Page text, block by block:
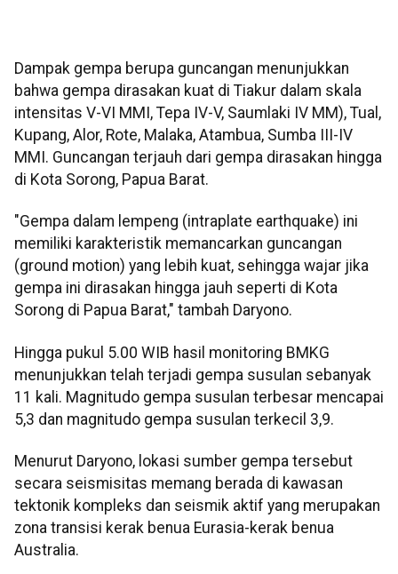
Dampak gempa berupa guncangan menunjukkan
bahwa gempa dirasakan kuat di Tiakur dalam skala
intensitas V-VI MMI, Tepa IV-V, Saumlaki IV MM), Tual,
Kupang, Alor, Rote, Malaka, Atambua, Sumba III-IV
MMI. Guncangan terjauh dari gempa dirasakan hingga
di Kota Sorong, Papua Barat.
"Gempa dalam lempeng (intraplate earthquake) ini
memiliki karakteristik memancarkan guncangan
(ground motion) yang lebih kuat, sehingga wajar jika
gempa ini dirasakan hingga jauh seperti di Kota
Sorong di Papua Barat," tambah Daryono.
Hingga pukul 5.00 WIB hasil monitoring BMKG
menunjukkan telah terjadi gempa susulan sebanyak
11 kali. Magnitudo gempa susulan terbesar mencapai
5,3 dan magnitudo gempa susulan terkecil 3,9.
Menurut Daryono, lokasi sumber gempa tersebut
secara seismisitas memang berada di kawasan
tektonik kompleks dan seismik aktif yang merupakan
zona transisi kerak benua Eurasia-kerak benua
Australia.